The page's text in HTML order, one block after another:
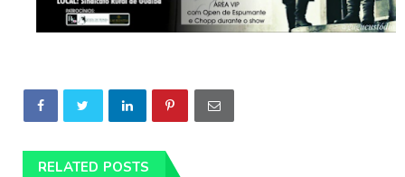
RELATED POSTS